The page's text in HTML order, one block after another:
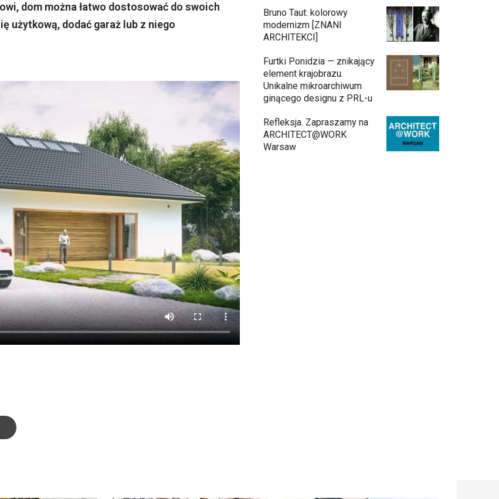
dom można łatwo dostosować do swoich
użytkową, dodać garaż lub z niego
Bruno Taut: kolorowy
modernizm [ZNANI
ARCHITEKCI]
Furtki Ponidzia — znikający
element krajobrazu.
Unikalne mikroarchiwum
ginącego designu z PRL-u
Refleksja. Zapraszamy na
ARCHITECT@WORK
Warsaw